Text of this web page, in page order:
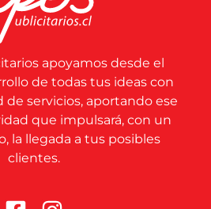
apoyamos desde el
de todas tus ideas con
de servicios, aportando ese
que impulsará, con un
la llegada a tus posibles
clientes.